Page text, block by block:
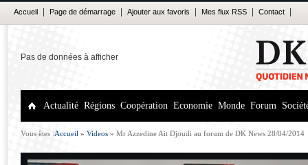
Accueil Page de démarrage Ajouter aux favoris Mes flux RSS Contact
Pas de données à afficher
Actualité Régions Coopération Economie Monde Forum
Vous êtes :Accueil » Videos » Mr Azzedine Ait Djoudi au forum de DK News 28/04/2014